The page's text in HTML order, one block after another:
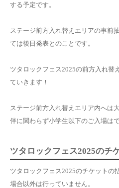
する予定です。
ステージ前方入れ替えエリアの事前
ては後日発表とのことです。
ツタロックフェス2025の前方入れ替
ていきます！
ステージ前方入れ替えエリア内へは
伴に関わらず小学生以下のご入場はで
ツタロックフェス2025のチ
ツタロックフェス2025のチケットの
場合以外は行っていません。